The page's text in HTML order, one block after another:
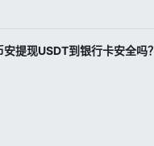
安提现USDT到银行卡安全吗？